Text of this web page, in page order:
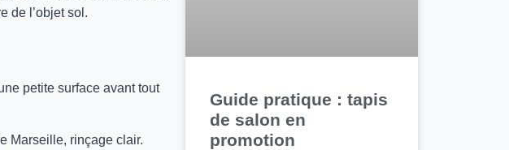
Guide pratique : tapis
de salon en
promotion
de l’objet sol.
petite surface avant tout
Marseille, rinçage clair.